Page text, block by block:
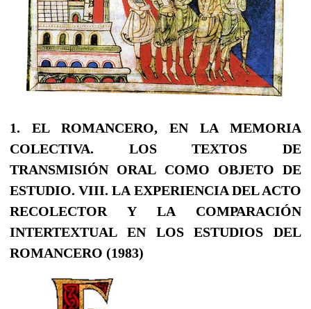
1. EL ROMANCERO, EΝ LA MEMORIA
COLECTIVA. LOS TEXTOS DE
TRANSMISIÓN ORAL COΜO OBJEΤO DE
ESTUDIO.VIII. LA EXPERIENCIA DEL ACTO
RECOLECTOR Y LA COΜΡΑRACΙÓΝ
INTERTEXTUAL EN LOS ESTUDIOS DEL
ROMANCERO (1983)